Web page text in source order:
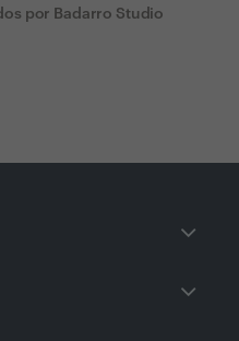
por Badarro Studio